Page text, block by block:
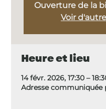
Ouverture de la
Voir
Heure et lieu
14 févr. 2026, 17:30 –
Adresse communiquée